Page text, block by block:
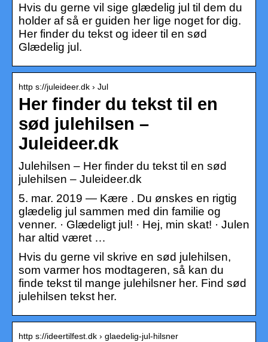
Hvis du gerne vil sige glædelig jul til dem du
holder af så er guiden her lige noget for dig.
Her finder du tekst og ideer til en sød
Glædelig jul.
http s://juleideer.dk › Jul
Her finder du tekst til en
sød julehilsen –
Juleideer.dk
Julehilsen – Her finder du tekst til en sød
julehilsen – Juleideer.dk
5. mar. 2019 — Kære . Du ønskes en rigtig
glædelig jul sammen med din familie og
venner. · Glædeligt jul! · Hej, min skat! · Julen
har altid været …
Hvis du gerne vil skrive en sød julehilsen,
som varmer hos modtageren, så kan du
finde tekst til mange julehilsner her. Find sød
julehilsen tekst her.
http s://ideertilfest.dk › glaedelig-jul-hilsner